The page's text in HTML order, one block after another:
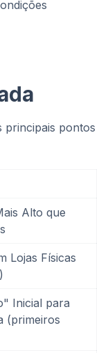
principais pontos
Alto que
Lojas Físicas
Inicial para
(primeiros